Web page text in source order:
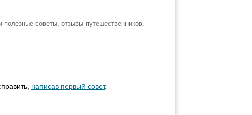
советы, отзывы путешественников.
написав первый совет.